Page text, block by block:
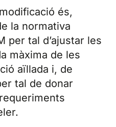
és,
la normativa
per tal d’ajustar les
màxima de les
aïllada i, de
tal de donar